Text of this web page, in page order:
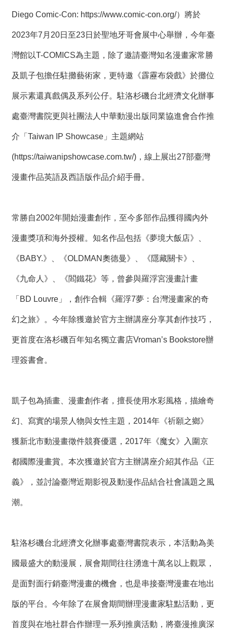
絡
們
影
音
S
M
p
繁
n
g
Diego Comic-Con: https://www.comic-con.org/）將於
2023年7月20日至23日於聖地牙哥會展中心舉辦，今年臺
灣館以T-COMICS為主題，除了邀請臺灣知名漫畫家常勝
及凱子包擔任駐攤藝術家，更特邀《霹靂布袋戲》於攤位
展示素還真戲偶及系列公仔。駐洛杉磯台北經濟文化辦事
處臺灣書院更與社團法人中華動漫出版同業協進會合作推
介「Taiwan IP Showcase」主題網站
(https://taiwanipshowcase.com.tw/)，線上展出27部臺灣
漫畫作品英語及西語版作品介紹手冊。
常勝自2002年開始漫畫創作，至今多部作品獲得國內外
漫畫獎項和海外授權。知名作品包括《夢境大飯店》、
《BABY.》、《OLDMAN奧德曼》、《隱藏關卡》、
《九命人》、《閻鐵花》等，曾參與羅浮宮漫畫計畫
「BD Louvre」，創作合輯《羅浮7夢：台灣漫畫家的奇
幻之旅》。今年除獲邀於官方主辦講座分享其創作技巧，
更首度在洛杉磯百年知名獨立書店Vroman’s Bookstore辦
理簽書會。
凱子包為插畫、漫畫創作者，擅長使用水彩風格，描繪奇
幻、寫實的場景人物與女性主題，2014年《祈願之鄉》
獲新北市動漫畫徵件競賽優選，2017年《魔女》入圍京
都國際漫畫賞。本次獲邀於官方主辦講座介紹其作品《正
義》，並討論臺灣近期影視及動漫作品結合社會議題之風
潮。
駐洛杉磯台北經濟文化辦事處臺灣書院表示，本活動為美
國最盛大的動漫展，展會期間往往湧進十萬名以上觀眾，
是面對面行銷臺灣漫畫的機會，也是串接臺灣漫畫在地出
版的平台。今年除了在展會期間辦理漫畫家駐點活動，更
首度與在地社群合作辦理一系列推廣活動，將臺漫推廣深